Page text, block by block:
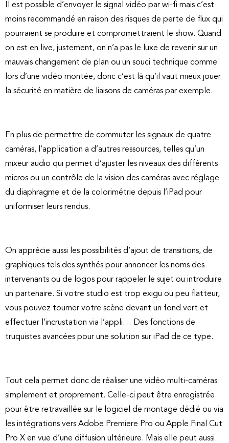
Il est possible d’envoyer le signal vidéo par wi-fi mais c’est
moins recommandé en raison des risques de perte de flux qui
pourraient se produire et compromettraient le show. Quand
on est en live, justement, on n’a pas le luxe de revenir sur un
mauvais changement de plan ou un souci technique comme
lors d’une vidéo montée, donc c’est là qu’il vaut mieux jouer
la sécurité en matière de liaisons de caméras par exemple.
En plus de permettre de commuter les signaux de quatre
caméras, l’application a d’autres ressources, telles qu’un
mixeur audio qui permet d’ajuster les niveaux des différents
micros ou un contrôle de la vision des caméras avec réglage
du diaphragme et de la colorimétrie depuis l’iPad pour
uniformiser leurs rendus.
On apprécie aussi les possibilités d’ajout de transitions, de
graphiques tels des synthés pour annoncer les noms des
intervenants ou de logos pour rappeler le sujet ou introduire
un partenaire. Si votre studio est trop exigu ou peu flatteur,
vous pouvez tourner votre scène devant un fond vert et
effectuer l’incrustation via l’appli… Des fonctions de
truquistes avancées pour une solution sur iPad de ce type.
Tout cela permet donc de réaliser une vidéo multi-caméras
simplement et proprement. Celle-ci peut être enregistrée
pour être retravaillée sur le logiciel de montage dédié ou via
les intégrations vers Adobe Premiere Pro ou Apple Final Cut
Pro X en vue d’une diffusion ultérieure. Mais elle peut aussi